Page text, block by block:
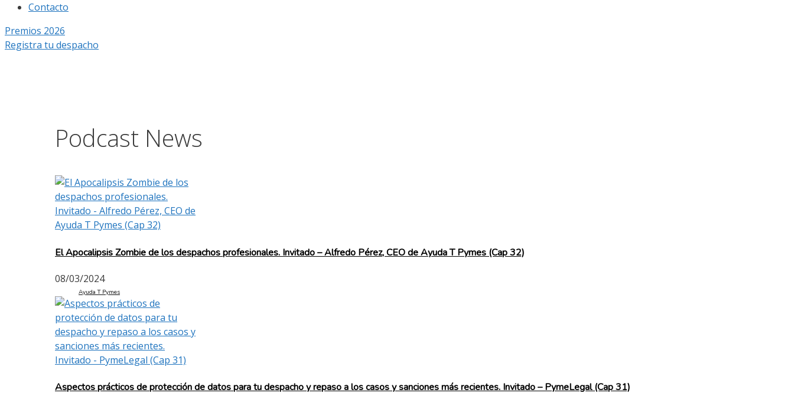
Contacto
Premios 2026
Registra tu despacho
Podcast News
El Apocalipsis Zombie de los despachos profesionales. Invitado – Alfredo Pérez, CEO de Ayuda T Pymes (Cap 32)
08/03/2024
Ayuda T Pymes
Aspectos prácticos de protección de datos para tu despacho y repaso a los casos y sanciones más recientes. Invitado – PymeLegal (Cap 31)